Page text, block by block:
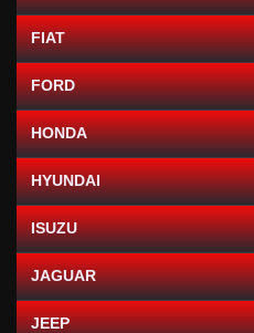
FIAT
FORD
HONDA
HYUNDAI
ISUZU
JAGUAR
JEEP